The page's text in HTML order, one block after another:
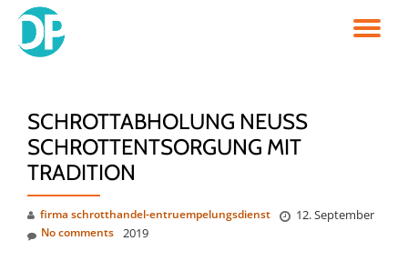
Skip
SCHROTTABHOLUNG NEUSS
SCHROTTENTSORGUNG MIT
TRADITION
firma schrotthandel-entruempelungsdienst
12. September
2019
No comments